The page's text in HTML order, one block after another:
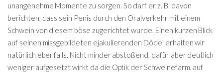
unangenehme Momente zu sorgen. So darf er z. B. davon
berichten, dass sein Penis durch den Oralverkehr mit einem
Schwein von diesem böse zugerichtet wurde. Einen kurzen Blick
auf seinen missgebildeten ejakulierenden Dödel erhalten wir
natürlich ebenfalls. Nicht minder abstoßend, dafür aber deutlich
weniger aufgesetzt wirkt da die Optik der Schweinefarm, auf